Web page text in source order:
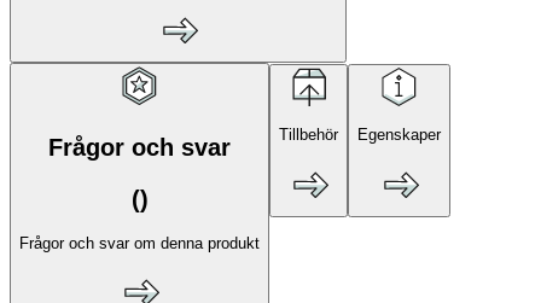
Frågor och svar
()
Frågor och svar om denna produkt
Tillbehör Egenskaper